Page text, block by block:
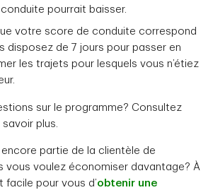
pourrait baisser.
votre score de conduite correspond
disposez de 7 jours pour passer en
les trajets pour lesquels vous n’étiez
sur le programme? Consultez
plus.
partie de la clientèle de
vous voulez économiser davantage? À
facile pour vous d’obtenir une